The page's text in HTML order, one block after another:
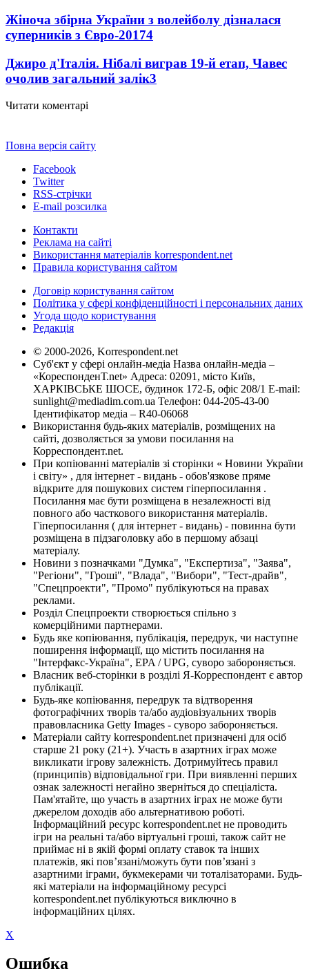
Жіноча збірна України з волейболу дізналася
суперників з Євро-20174
Джиро д'Італія. Нібалі виграв 19-й етап, Чавес
очолив загальний залік3
Читати коментарі
Повна версія сайту
Facebook
Twitter
RSS-стрічки
E-mail розсилка
Контакти
Реклама на сайті
Використання матеріалів korrespondent.net
Правила користування сайтом
Договір користування сайтом
Політика у сфері конфіденційності і персональних даних
Угода щодо користування
Редакція
© 2000-2026, Korrespondent.net
Суб'єкт у сфері онлайн-медіа Назва онлайн-медіа –
«КореспонденТ.net» Адреса: 02091, місто Київ,
ХАРКІВСЬКЕ ШОСЕ, будинок 172-Б, офіс 208/1 E-mail:
sunlight@mediadim.com.ua Телефон: 044-205-43-00
Ідентифікатор медіа – R40-06068
Використання будь-яких матеріалів, розміщених на
сайті, дозволяється за умови посилання на
Корреспондент.net.
При копіюванні матеріалів зі сторінки « Новини України
і світу» , для інтернет - видань - обов'язкове пряме
відкрите для пошукових систем гіперпосилання .
Посилання має бути розміщена в незалежності від
повного або часткового використання матеріалів.
Гіперпосилання ( для інтернет - видань) - повинна бути
розміщена в підзаголовку або в першому абзаці
матеріалу.
Новини з позначками "Думка", "Експертиза", "Заява",
"Регіони", "Гроші", "Влада", "Вибори", "Тест-драйв",
"Спецпроекти", "Промо" публікуються на правах
реклами.
Розділ Спецпроекти створюється спільно з
комерційними партнерами.
Будь яке копіювання, публікація, передрук, чи наступне
поширення інформації, що містить посилання на
"Інтерфакс-Україна", EPA / UPG, суворо забороняється.
Власник веб-сторінки в розділі Я-Корреспондент є автор
публікації.
Будь-яке копіювання, передрук та відтворення
фотографічних творів та/або аудіовізуальних творів
правовласника Getty Images - суворо забороняється.
Матеріали сайту korrespondent.net призначені для осіб
старше 21 року (21+). Участь в азартних іграх може
викликати ігрову залежність. Дотримуйтесь правил
(принципів) відповідальної гри. При виявленні перших
ознак залежності негайно зверніться до спеціаліста.
Пам'ятайте, що участь в азартних іграх не може бути
джерелом доходів або альтернативою роботі.
Інформаційний ресурс korrespondent.net не проводить
ігри на реальні та/або віртуальні гроші, також сайт не
приймає ні в якій формі оплату ставок та інших
платежів, які пов’язані/можуть бути пов’язані з
азартними іграми, букмекерами чи тоталізаторами. Будь-
які матеріали на інформаційному ресурсі
korrespondent.net публікуються виключно в
інформаційних цілях.
X
Ошибка